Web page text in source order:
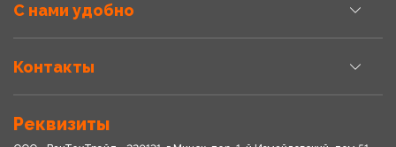
С нами удобно
Контакты
Реквизиты